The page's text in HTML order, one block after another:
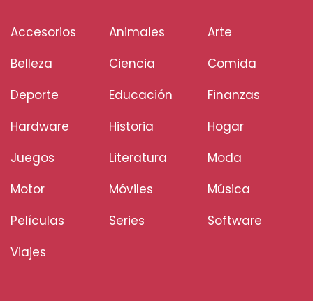
Accesorios Animales
Arte
Belleza
Ciencia
Comida
Deporte
Educación
Finanzas
Hardware
Historia
Hogar
Juegos
Literatura
Moda
Motor
Móviles
Música
Películas
Series
Software
Viajes